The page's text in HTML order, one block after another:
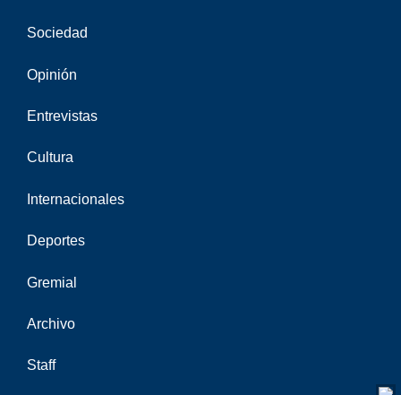
Sociedad
Opinión
Entrevistas
Cultura
Internacionales
Deportes
Gremial
Archivo
Staff